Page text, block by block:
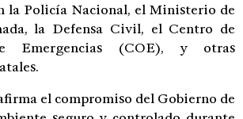
la Policía Nacional, el Ministerio de
la Defensa Civil, el Centro de
Emergencias (COE), y otras
el compromiso del Gobierno de